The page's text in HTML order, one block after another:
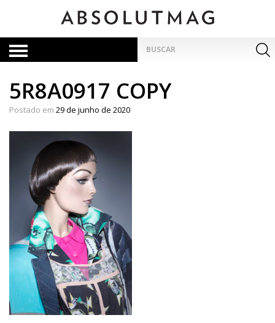
por:
5R8A0917 COPY
Postado em 29 de junho de 2020